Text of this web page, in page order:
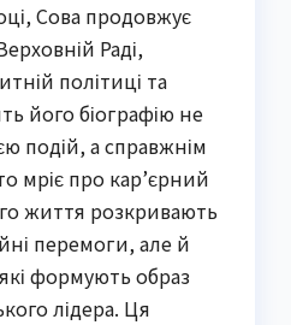
Сова продовжує
Раді,
політиці та
його біографію не
подій, а справжнім
мріє про кар’єрний
життя розкривають
перемоги, але й
формують образ
лідера. Ця